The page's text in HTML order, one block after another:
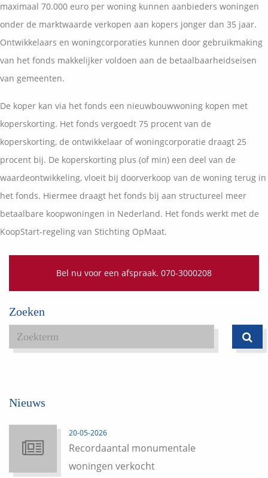
Expats services
Onderhoudsabonnementen
maximaal 70.000 euro per woning kunnen aanbieders woningen
onder de marktwaarde verkopen aan kopers jonger dan 35 jaar.
Ontwikkelaars en woningcorporaties kunnen door gebruikmaking
van het fonds makkelijker voldoen aan de betaalbaarheidseisen
van gemeenten.
De koper kan via het fonds een nieuwbouwwoning kopen met
koperskorting. Het fonds vergoedt 75 procent van de
koperskorting, de ontwikkelaar of woningcorporatie draagt 25
procent bij. De koperskorting plus (of min) een deel van de
waardeontwikkeling, vloeit bij doorverkoop van de woning terug in
het fonds. Hiermee draagt het fonds bij aan structureel meer
betaalbare koopwoningen in Nederland. Het fonds werkt met de
KoopStart-regeling van Stichting OpMaat.
Bel nu voor een afspraak. 070-3000208
Zoeken
Nieuws
20-05-2026
Recordaantal monumentale
woningen verkocht